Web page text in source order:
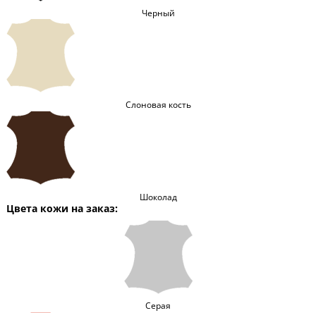
Черный
Слоновая кость
Шоколад
Цвета кожи на заказ:
Серая